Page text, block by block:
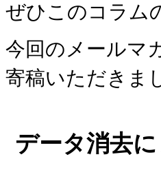
ぜひこのコラム
今回のメールマ
寄稿いただきま
データ消去